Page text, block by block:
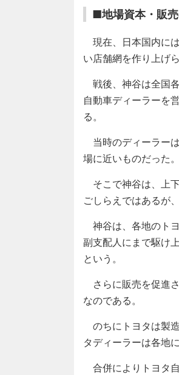
■地場資本・販
現在、日本国内に
い店舗網を作り上げ
戦後、神谷は全国
自動車ディーラーを
る。
当時のディーラー
場に近いものだった。
そこで神谷は、上
ごしらえではあるが
神谷は、各地のト
副支配人にまで駆け
という。
さらに販売を促進
なのである。
のちにトヨタは製
タディーラーは各地
合併によりトヨタ